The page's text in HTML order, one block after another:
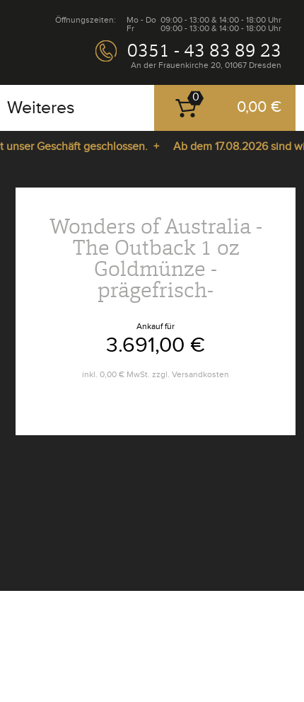
Mo - Do 09:00 - 13:00 & 14:00 - 18:00 Uhr
Fr
09:00 - 13:00 & 14:00 - 18:00 Uhr
Öffnungszeiten:
0351 - 43 83 89 23
An der Frauenkirche 20, 01067 Dresden
Weiteres
0
0,00 €
Geschäft geschlossen. +
Ab dem 17.08.2026 sind wir
Wonders of Australia -
The Outback 1 oz
Goldmünze -
prägefrisch-
Ankauf für
3.691,00 €
inkl. 0,00 € MwSt. zzgl. Versandkosten